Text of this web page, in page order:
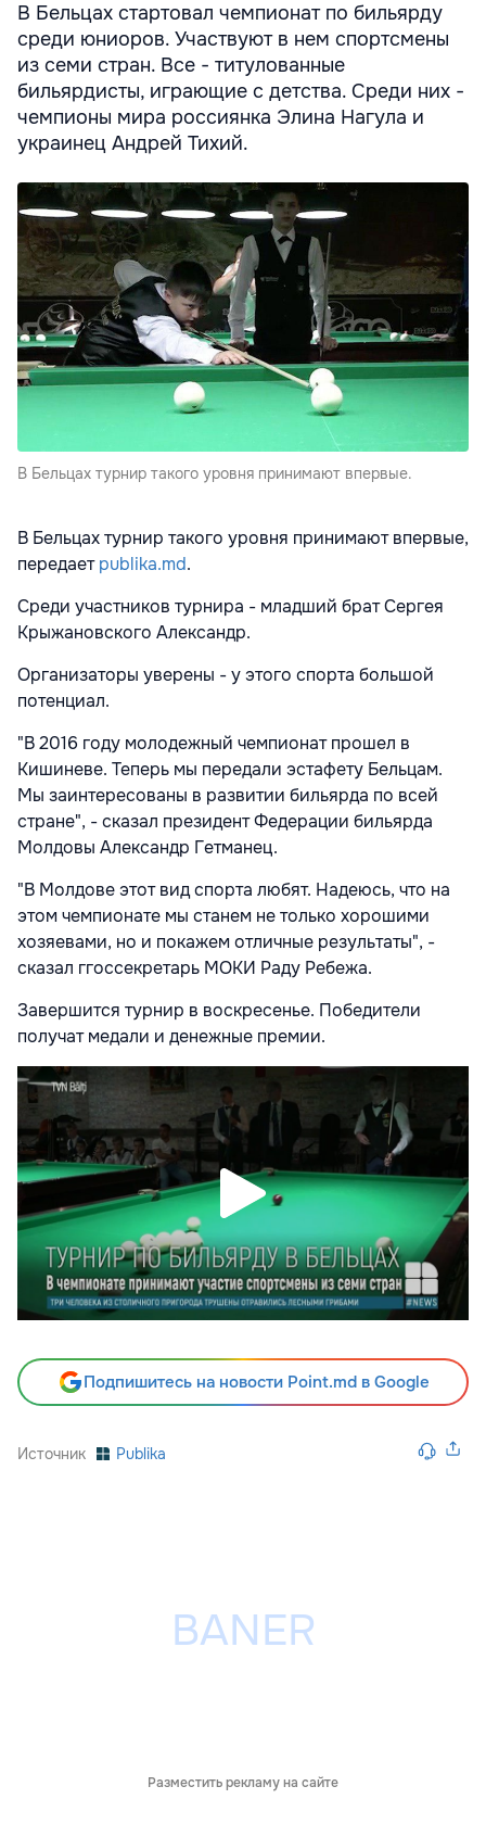
В Бельцах стартовал чемпионат по бильярду
среди юниоров. Участвуют в нем спортсмены
из семи стран. Все - титулованные
бильярдисты, играющие с детства. Среди них -
чемпионы мира россиянка Элина Нагула и
украинец Андрей Тихий.
В Бельцах турнир такого уровня принимают впервые.
В Бельцах турнир такого уровня принимают впервые,
передаетpublika.md.
Среди участников турнира - младший брат Сергея
Крыжановского Александр.
Организаторы уверены - у этого спорта большой
потенциал.
"В 2016 году молодежный чемпионат прошел в
Кишиневе. Теперь мы передали эстафету Бельцам.
Мы заинтересованы в развитии бильярда по всей
стране", - сказал президент Федерации бильярда
Молдовы Александр Гетманец.
"В Молдове этот вид спорта любят. Надеюсь, что на
этом чемпионате мы станем не только хорошими
хозяевами, но и покажем отличные результаты", -
сказал ггоссекретарь МОКИ Раду Ребежа.
Завершится турнир в воскресенье. Победители
получат медали и денежные премии.
Подпишитесь на новости Point.md в Google
Источник Publika
Разместить рекламу на сайте